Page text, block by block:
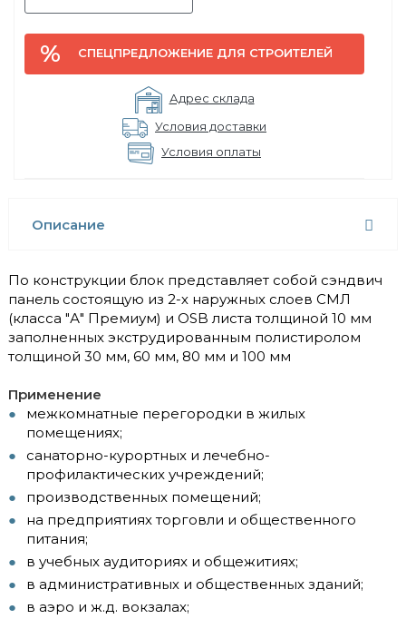
СПЕЦПРЕДЛОЖЕНИЕ ДЛЯ СТРОИТЕЛЕЙ
Адрес склада
Условия доставки
Условия оплаты
Описание
По конструкции блок представляет собой сэндвич
панель состоящую из 2-х наружных слоев СМЛ
(класса "А" Премиум) и OSB листа толщиной 10 мм
заполненных экструдированным полистиролом
толщиной 30 мм, 60 мм, 80 мм и 100 мм
Применение
межкомнатные перегородки в жилых
помещениях;
санаторно-курортных и лечебно-
профилактических учреждений;
производственных помещений;
на предприятиях торговли и общественного
питания;
в учебных аудиториях и общежитиях;
в административных и общественных зданий;
в аэро и ж.д. вокзалах;